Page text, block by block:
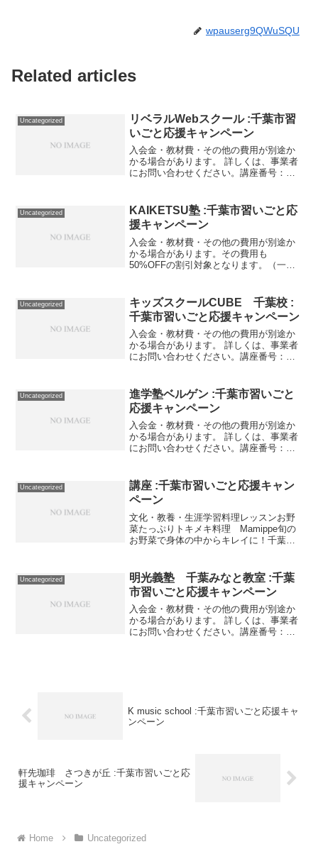
wpauserg9QWuSQU
Related articles
Uncategorized
リベラルWebスクール :千葉市習
いごと応援キャンペーン
入会金・教材費・その他の費用が別途か
かる場合があります。 詳しくは、事業者
にお問い合わせください。講座番号：
2022/03/31インスタグラムを...
Uncategorized
KAIKETSU塾 :千葉市習いごと応
援キャンペーン
入会金・教材費・その他の費用が別途か
かる場合があります。その費用も
50%OFFの割引対象となります。（一部
01-01事業者提供価格24,200円▶12,100円
利用...
Uncategorized
キッズスクールCUBE 千葉校 :
千葉市習いごと応援キャンペーン
入会金・教材費・その他の費用が別途か
かる場合があります。 詳しくは、事業者
にお問い合わせください。講座番号：
2022/03/31具体物を使った算...
Uncategorized
進学塾ベルゲン :千葉市習いごと
応援キャンペーン
入会金・教材費・その他の費用が別途か
かる場合があります。 詳しくは、事業者
にお問い合わせください。講座番号：
2022/02/25週3回・5科目対...
Uncategorized
講座 :千葉市習いごと応援キャン
ペーン
文化・教養・生涯学習料理レッスンお野
菜たっぷりトキメキ料理 Mamippe旬の
お野菜で身体の中からキレイに！千葉市
イソカワジムそろそろ本気でダ...
Uncategorized
明光義塾 千葉みなと教室 :千葉
市習いごと応援キャンペーン
入会金・教材費・その他の費用が別途か
かる場合があります。 詳しくは、事業者
にお問い合わせください。講座番号：
K music school :千葉市習いごと応援キャ
ンペーン
軒先珈琲 さつきが丘 :千葉市習いごと応
援キャンペーン
Home Uncategorized